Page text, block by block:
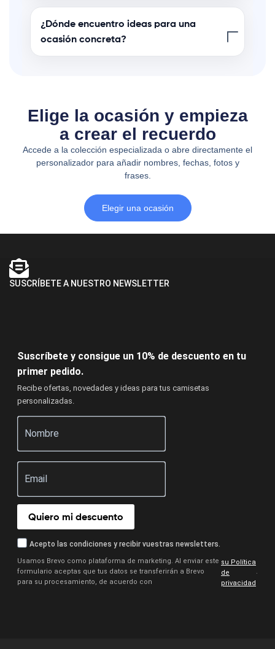
¿Dónde encuentro ideas para una
ocasión concreta?
Elige la ocasión y empieza
a crear el recuerdo
Accede a la colección especializada o abre directamente el
personalizador para añadir nombres, fechas, fotos y
frases.
Elegir una ocasión
SUSCRÍBETE A NUESTRO NEWSLETTER
Suscríbete y consigue un 10% de descuento en tu
primer pedido.
Recibe ofertas, novedades y ideas para tus camisetas
personalizadas.
Quiero mi descuento
Acepto las condiciones y recibir vuestras newsletters.
Usamos Brevo como plataforma de marketing. Al enviar este
formulario aceptas que tus datos se transferirán a Brevo
para su procesamiento, de acuerdo con
su Política
de
privacidad